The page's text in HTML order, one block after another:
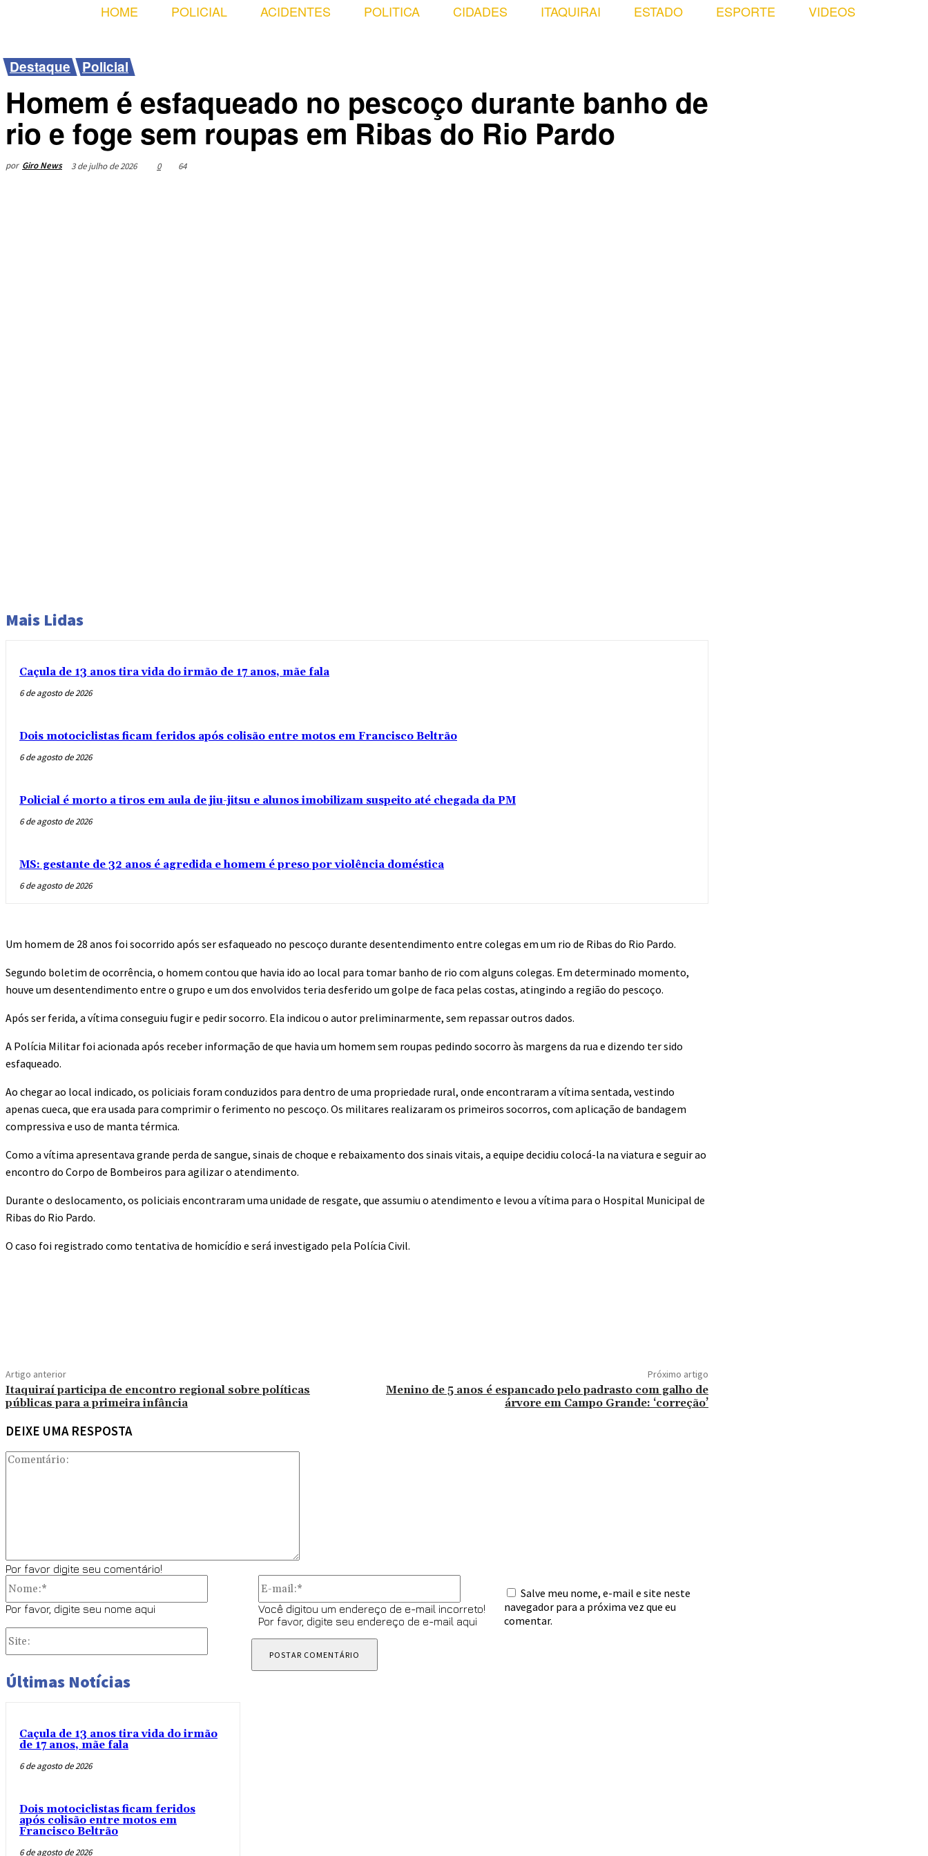
HOME POLICIAL ACIDENTES POLITICA CIDADES ITAQUIRAI ESTADO ESPORTE VIDEOS
Destaque Policial
Homem é esfaqueado no pescoço durante banho de
rio e foge sem roupas em Ribas do Rio Pardo
por Giro News 3 de julho de 2026 0 64
Mais Lidas
Caçula de 13 anos tira vida do irmão de 17 anos, mãe fala
6 de agosto de 2026
Dois motociclistas ficam feridos após colisão entre motos em Francisco Beltrão
6 de agosto de 2026
Policial é morto a tiros em aula de jiu-jitsu e alunos imobilizam suspeito até chegada da PM
6 de agosto de 2026
MS: gestante de 32 anos é agredida e homem é preso por violência doméstica
6 de agosto de 2026
Um homem de 28 anos foi socorrido após ser esfaqueado no pescoço durante desentendimento entre colegas em um rio de Ribas do Rio Pardo.
Segundo boletim de ocorrência, o homem contou que havia ido ao local para tomar banho de rio com alguns colegas. Em determinado momento,
houve um desentendimento entre o grupo e um dos envolvidos teria desferido um golpe de faca pelas costas, atingindo a região do pescoço.
Após ser ferida, a vítima conseguiu fugir e pedir socorro. Ela indicou o autor preliminarmente, sem repassar outros dados.
A Polícia Militar foi acionada após receber informação de que havia um homem sem roupas pedindo socorro às margens da rua e dizendo ter sido
esfaqueado.
Ao chegar ao local indicado, os policiais foram conduzidos para dentro de uma propriedade rural, onde encontraram a vítima sentada, vestindo
apenas cueca, que era usada para comprimir o ferimento no pescoço. Os militares realizaram os primeiros socorros, com aplicação de bandagem
compressiva e uso de manta térmica.
Como a vítima apresentava grande perda de sangue, sinais de choque e rebaixamento dos sinais vitais, a equipe decidiu colocá-la na viatura e seguir ao
encontro do Corpo de Bombeiros para agilizar o atendimento.
Durante o deslocamento, os policiais encontraram uma unidade de resgate, que assumiu o atendimento e levou a vítima para o Hospital Municipal de
Ribas do Rio Pardo.
O caso foi registrado como tentativa de homicídio e será investigado pela Polícia Civil.
Artigo anterior
Itaquiraí participa de encontro regional sobre políticas
públicas para a primeira infância
Próximo artigo
Menino de 5 anos é espancado pelo padrasto com galho de
árvore em Campo Grande: ‘correção’
DEIXE UMA RESPOSTA
Por favor digite seu comentário!
Por favor, digite seu nome aqui
Você digitou um endereço de e-mail incorreto!
Por favor, digite seu endereço de e-mail aqui
Salve meu nome, e-mail e site neste
navegador para a próxima vez que eu
comentar.
Últimas Notícias
Caçula de 13 anos tira vida do irmão
de 17 anos, mãe fala
6 de agosto de 2026
Dois motociclistas ficam feridos
após colisão entre motos em
Francisco Beltrão
6 de agosto de 2026